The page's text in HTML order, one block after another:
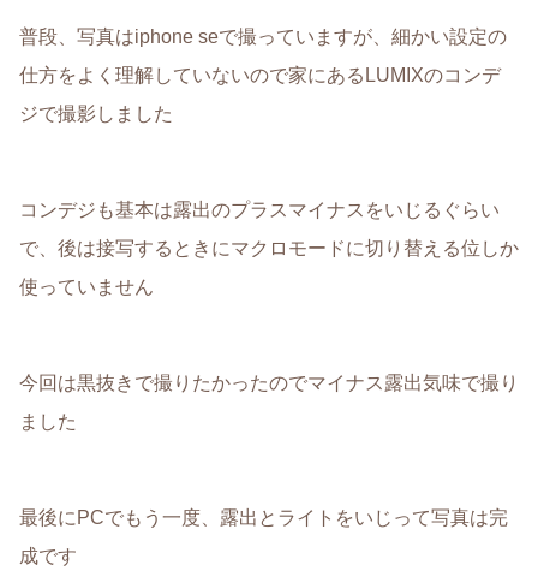
普段、写真はiphone seで撮っていますが、細かい設定の
仕方をよく理解していないので家にあるLUMIXのコンデ
ジで撮影しました
コンデジも基本は露出のプラスマイナスをいじるぐらい
で、後は接写するときにマクロモードに切り替える位しか
使っていません
今回は黒抜きで撮りたかったのでマイナス露出気味で撮り
ました
最後にPCでもう一度、露出とライトをいじって写真は完
成です